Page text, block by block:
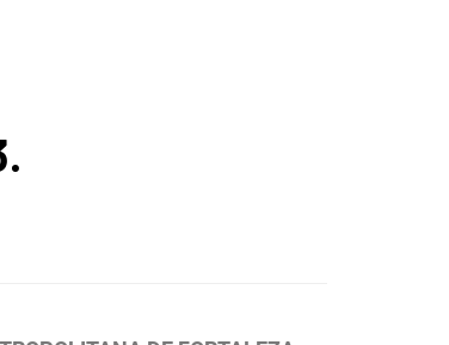
DA